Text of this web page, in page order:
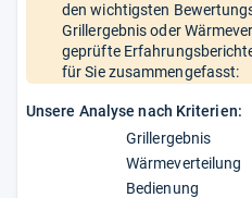
den wichtigsten
Grillergebnis oder
geprüfte
für Sie zusammengefasst:
Unsere Analyse nach Kriterien:
Grillergebnis
Wärmeverteilung
Bedienung